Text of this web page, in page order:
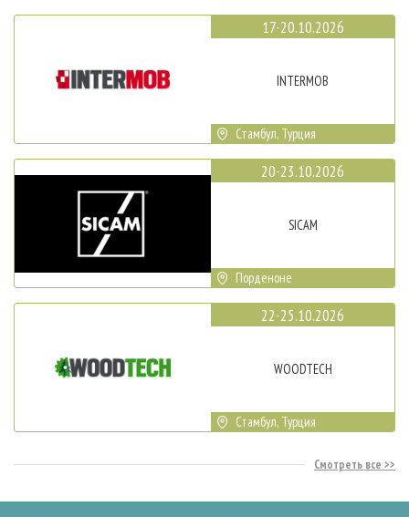
17-20.10.2026
INTERMOB
Стамбул, Турция
20-23.10.2026
SICAM
Порденоне
22-25.10.2026
WOODTECH
Стамбул, Турция
Смотреть все